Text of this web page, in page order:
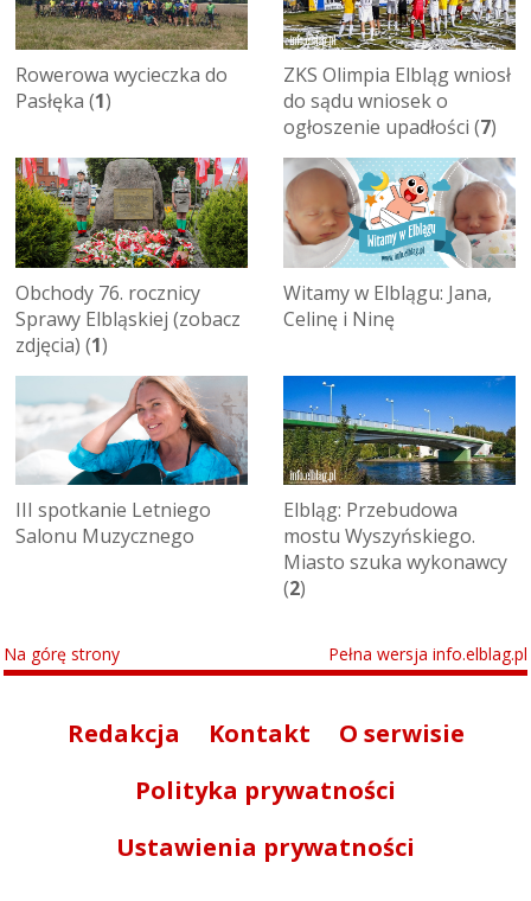
Rowerowa wycieczka do
Pasłęka (1)
ZKS Olimpia Elbląg wniosł
do sądu wniosek o
ogłoszenie upadłości (7)
Obchody 76. rocznicy
Sprawy Elbląskiej (zobacz
zdjęcia) (1)
Witamy w Elblągu: Jana,
Celinę i Ninę
III spotkanie Letniego
Salonu Muzycznego
Elbląg: Przebudowa
mostu Wyszyńskiego.
Miasto szuka wykonawcy
(2)
Na górę strony Pełna wersja info.elblag.pl
Redakcja Kontakt
O serwisie
Polityka prywatności
Ustawienia prywatności